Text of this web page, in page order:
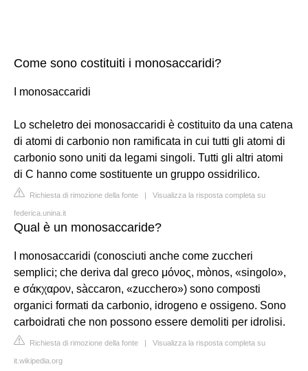
Come sono costituiti i monosaccaridi?
I monosaccaridi
Lo scheletro dei monosaccaridi è costituito da una catena
di atomi di carbonio non ramificata in cui tutti gli atomi di
carbonio sono uniti da legami singoli. Tutti gli altri atomi
di C hanno come sostituente un gruppo ossidrilico.
Richiesta di rimozione della fonte | Visualizza la risposta completa su
federica.unina.it
Qual è un monosaccaride?
I monosaccaridi (conosciuti anche come zuccheri
semplici; che deriva dal greco μόνος, mònos, «singolo»,
e σάκχαρον, sàccaron, «zucchero») sono composti
organici formati da carbonio, idrogeno e ossigeno. Sono
carboidrati che non possono essere demoliti per idrolisi.
Richiesta di rimozione della fonte | Visualizza la risposta completa su
it.wikipedia.org